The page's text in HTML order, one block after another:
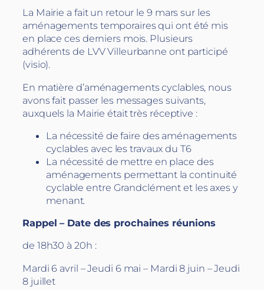
La Mairie a fait un retour le 9 mars sur les
aménagements temporaires qui ont été mis
en place ces derniers mois. Plusieurs
adhérents de LVV Villeurbanne ont participé
(visio).
En matière d’aménagements cyclables, nous
avons fait passer les messages suivants,
auxquels la Mairie était très réceptive :
La nécessité de faire des aménagements
cyclables avec les travaux du T6
La nécessité de mettre en place des
aménagements permettant la continuité
cyclable entre Grandclément et les axes y
menant.
Rappel – Date des prochaines réunions
de 18h30 à 20h :
Mardi 6 avril – Jeudi 6 mai – Mardi 8 juin – Jeudi
8 juillet